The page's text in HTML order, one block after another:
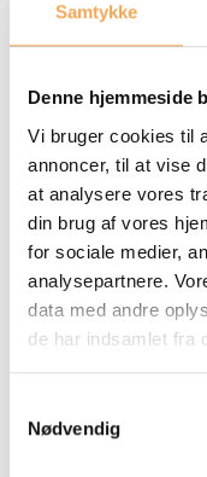
Samtykke
Denne hjemmeside
Vi bruger cookies til
annoncer, til at vise
at analysere vores
din brug af vores
for sociale medier,
analysepartnere.
data med andre
de har indsamlet fra
Nødvendig
Øgede krav til
Dokumentationen
der anvendes til de
være behov for
kemiske indhold,
sikkerhedsdatablade.
Det betyder, at
normalt er tilgængelig